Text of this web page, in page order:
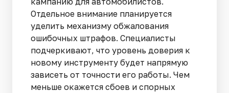
Отдельное внимание планируется
уделить механизму обжалования
ошибочных штрафов. Специалисты
подчеркивают, что уровень доверия к
новому инструменту будет напрямую
зависеть от точности его работы. Чем
меньше окажется сбоев и спорных